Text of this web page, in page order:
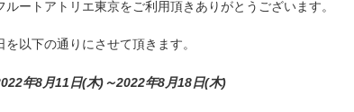
ルートアトリエ東京をご利用頂きありがとうございます。
を以下の通りにさせて頂きます。
年8月11日(木)～2022年8月18日(木)